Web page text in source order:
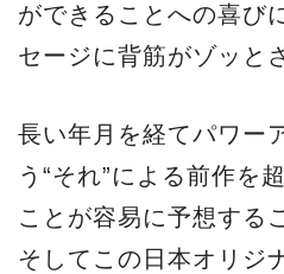
ができることへの喜び
セージに背筋がゾッと
長い年月を経てパワー
う“それ”による前作を
ことが容易に予想する
そしてこの日本オリジ